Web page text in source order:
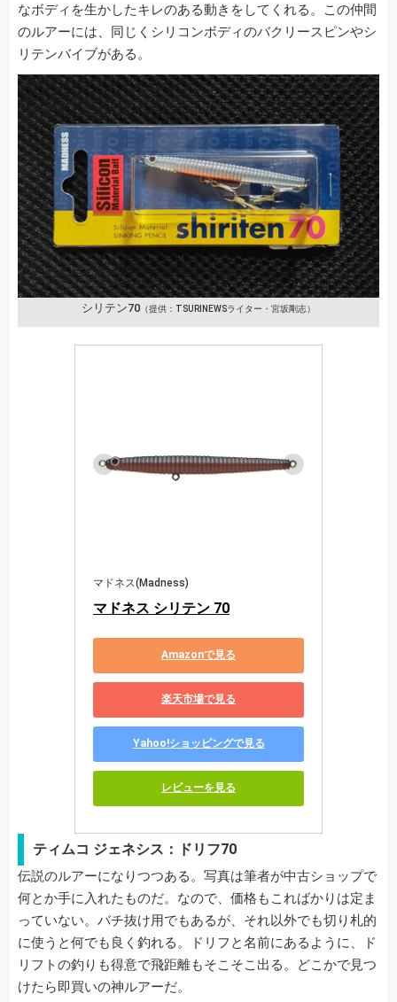
なボディを生かしたキレのある動きをしてくれる。この仲間
のルアーには、同じくシリコンボディのバクリースピンやシ
リテンバイブがある。
シリテン70 （提供：TSURINEWSライター・宮坂剛志）
マドネス(Madness)
マドネス シリテン 70
Amazonで見る
楽天市場で見る
Yahoo!ショッピングで見る
レビューを見る
ティムコ ジェネシス：ドリフ70
伝説のルアーになりつつある。写真は筆者が中古ショップで
何とか手に入れたものだ。なので、価格もこればかりは定ま
っていない。バチ抜け用でもあるが、それ以外でも切り札的
に使うと何でも良く釣れる。ドリフと名前にあるように、ド
リフトの釣りも得意で飛距離もそこそこ出る。どこかで見つ
けたら即買いの神ルアーだ。